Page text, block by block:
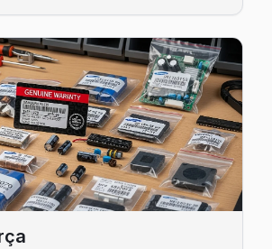
Hisense Servis
Zuhuratbaba bölgesindeki Hisense
Servis →
TV Servis Hizmet Bölgesi
kapıya gelen Hisense TV tamir servisi